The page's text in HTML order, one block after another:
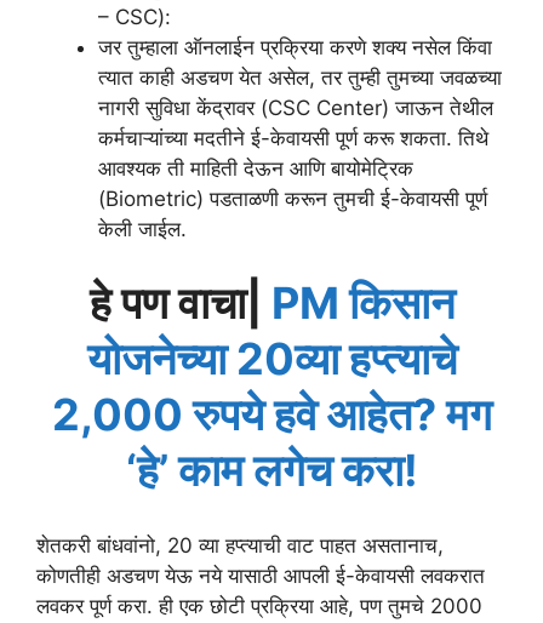
– CSC):
जर तुम्हाला ऑनलाईन प्रक्रिया करणे शक्य नसेल किंवा
त्यात काही अडचण येत असेल, तर तुम्ही तुमच्या जवळच्या
नागरी सुविधा केंद्रावर (CSC Center) जाऊन तेथील
कर्मचाऱ्यांच्या मदतीने ई-केवायसी पूर्ण करू शकता. तिथे
आवश्यक ती माहिती देऊन आणि बायोमेट्रिक
(Biometric) पडताळणी करून तुमची ई-केवायसी पूर्ण
केली जाईल.
हे पण वाचा| PM किसान
योजनेच्या 20व्या हप्त्याचे
2,000 रुपये हवे आहेत? मग
‘हे’ काम लगेच करा!
शेतकरी बांधवांनो, 20 व्या हप्त्याची वाट पाहत असतानाच,
कोणतीही अडचण येऊ नये यासाठी आपली ई-केवायसी लवकरात
लवकर पूर्ण करा. ही एक छोटी प्रक्रिया आहे, पण तुमचे 2000